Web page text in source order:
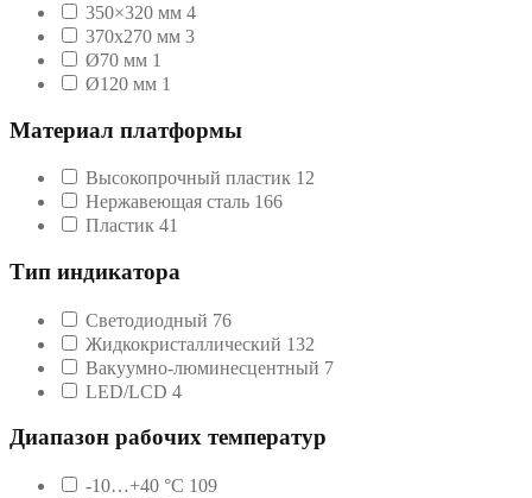
350×320 мм 4
370x270 мм 3
Ø70 мм 1
Ø120 мм 1
Материал платформы
Высокопрочный пластик 12
Нержавеющая сталь 166
Пластик 41
Тип индикатора
Светодиодный 76
Жидкокристаллический 132
Вакуумно-люминесцентный 7
LED/LCD 4
Диапазон рабочих температур
-10…+40 °С 109